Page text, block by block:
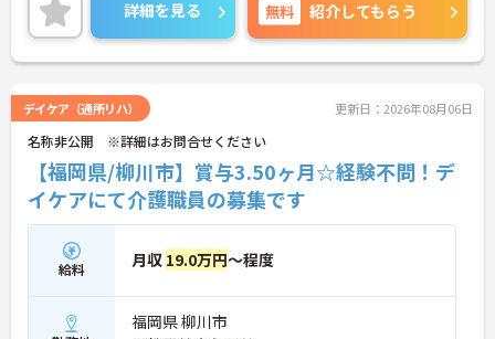
利厚生の充実・活用に力を入れる企業として福利厚
生表彰・認証制度である「ハタラクエール」に2021
年に認証されています。
詳細を見る 無料 紹介してもらう
デイケア（通所リハ） 更新日：2026年08月06日
名称非公開 ※詳細はお問合せください
【福岡県/柳川市】賞与3.50ヶ月☆経験不問！デ
イケアにて介護職員の募集です
給料 月収 19.0万円～程度
福岡県 柳川市